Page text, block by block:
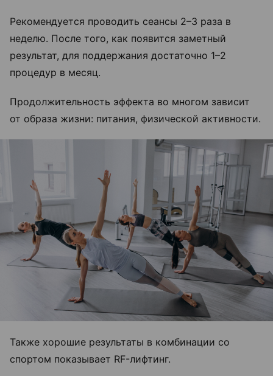
Рекомендуется проводить сеансы 2–3 раза в
неделю. После того, как появится заметный
результат, для поддержания достаточно 1–2
процедур в месяц.
Продолжительность эффекта во многом зависит
от образа жизни: питания, физической активности.
Также хорошие результаты в комбинации со
спортом показывает RF-лифтинг.